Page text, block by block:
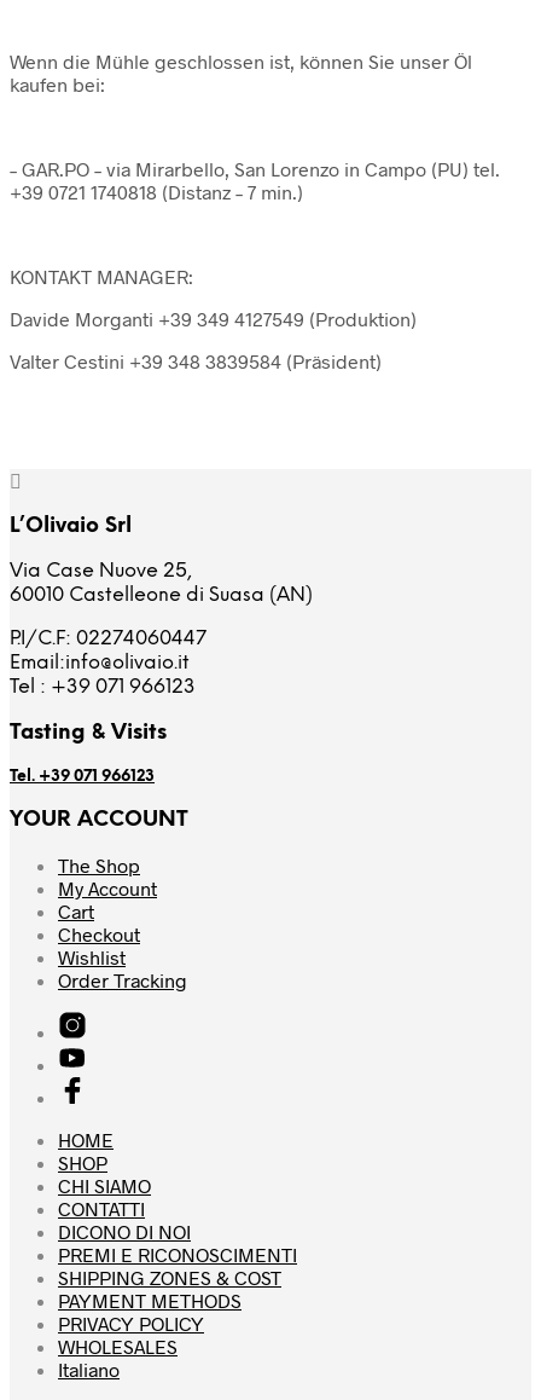
Wenn die Mühle geschlossen ist, können Sie unser Öl
kaufen bei:
– GAR.PO – via Mirarbello, San Lorenzo in Campo (PU) tel.
+39 0721 1740818 (Distanz – 7 min.)
KONTAKT MANAGER:
Davide Morganti +39 349 4127549 (Produktion)
Valter Cestini +39 348 3839584 (Präsident)
L’Olivaio Srl
Via Case Nuove 25,
60010 Castelleone di Suasa (AN)
P.I/C.F: 02274060447
Email:info@olivaio.it
Tel : +39 071 966123
Tasting & Visits
Tel. +39 071 966123
YOUR ACCOUNT
The Shop
My Account
Cart
Checkout
Wishlist
Order Tracking
HOME
SHOP
CHI SIAMO
CONTATTI
DICONO DI NOI
PREMI E RICONOSCIMENTI
SHIPPING ZONES & COST
PAYMENT METHODS
PRIVACY POLICY
WHOLESALES
Italiano